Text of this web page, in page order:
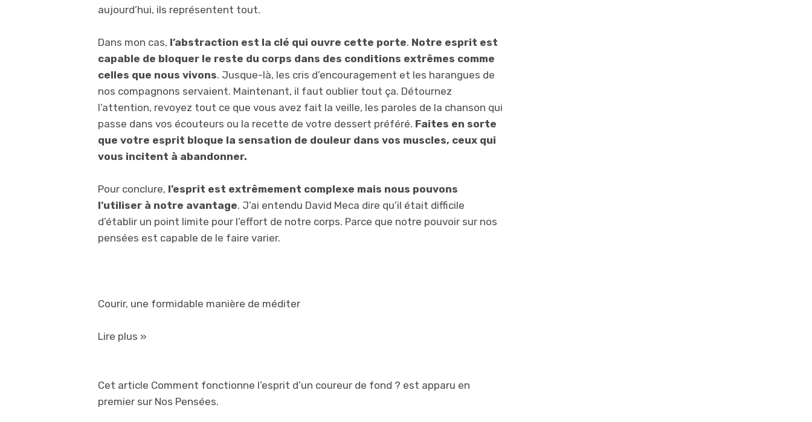
aujourd’hui, ils représentent tout.
Dans mon cas, l’abstraction est la clé qui ouvre cette porte. Notre esprit est
capable de bloquer le reste du corps dans des conditions extrêmes comme
celles que nous vivons. Jusque-là, les cris d’encouragement et les harangues de
nos compagnons servaient. Maintenant, il faut oublier tout ça. Détournez
l’attention, revoyez tout ce que vous avez fait la veille, les paroles de la chanson qui
passe dans vos écouteurs ou la recette de votre dessert préféré. Faites en sorte
que votre esprit bloque la sensation de douleur dans vos muscles, ceux qui
vous incitent à abandonner.
Pour conclure, l’esprit est extrêmement complexe mais nous pouvons
l’utiliser à notre avantage. J’ai entendu David Meca dire qu’il était difficile
d’établir un point limite pour l’effort de notre corps. Parce que notre pouvoir sur nos
pensées est capable de le faire varier.
Courir, une formidable manière de méditer
Lire plus »
Cet article Comment fonctionne l’esprit d’un coureur de fond ? est apparu en
premier sur Nos Pensées.